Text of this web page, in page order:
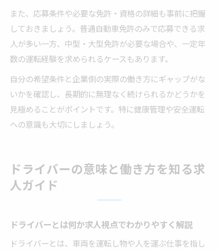
また、応募条件や必要な免許・資格の詳細も事前に把握
しておきましょう。普通自動車免許のみで応募できる求
人が多い一方、中型・大型免許が必要な場合や、一定年
数の運転経験を求められるケースもあります。
自分の希望条件と企業側の実際の働き方にギャップがな
いかを確認し、長期的に無理なく続けられるかどうかを
見極めることがポイントです。特に健康管理や安全運転
への意識も大切にしましょう。
ドライバーの意味と働き方を知る求
人ガイド
ドライバーとは何か求人視点でわかりやすく解説
ドライバーとは、車両を運転し物や人を運ぶ仕事を指し